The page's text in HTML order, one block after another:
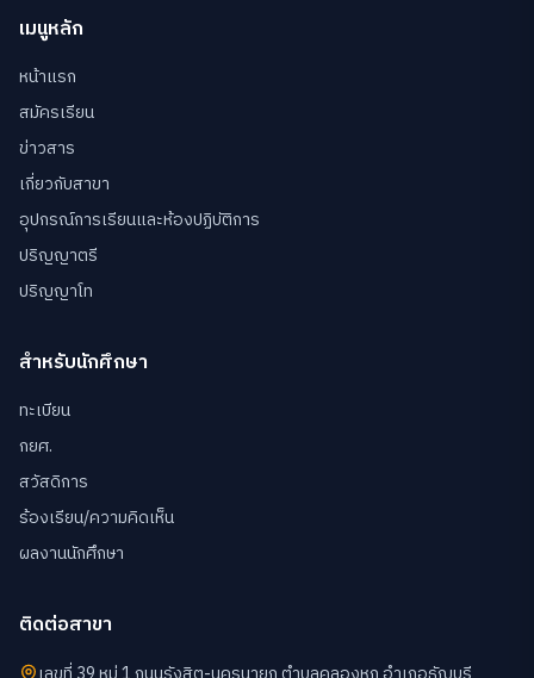
เมนูหลัก
หน้าแรก
สมัครเรียน
ข่าวสาร
เกี่ยวกับสาขา
อุปกรณ์การเรียนและห้องปฏิบัติการ
ปริญญาตรี
ปริญญาโท
สำหรับนักศึกษา
ทะเบียน
กยศ.
สวัสดิการ
ร้องเรียน/ความคิดเห็น
ผลงานนักศึกษา
ติดต่อสาขา